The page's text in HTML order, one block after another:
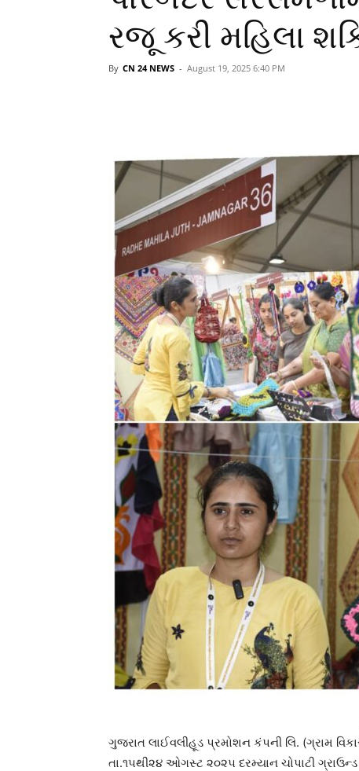
રજૂ કરી મહિલા
By CN 24 NEWS - August 19, 2025 6:40 PM
ગુજરાત લાઈવલીહૂડ પ્રમોશન કંપની લિ. (ગ્રામ
તા.૧૫થી૨૪ ઓગસ્ટ ૨૦૨૫ દરમ્યાન ચોપાટી